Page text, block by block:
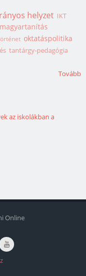
helyzet IKT
magyartanítás
oktatáspolitika
tantárgy-pedagógia
Tovább
az iskolákban a
Online